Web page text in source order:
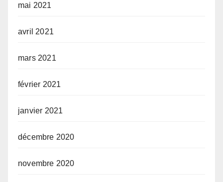
mai 2021
avril 2021
mars 2021
février 2021
janvier 2021
décembre 2020
novembre 2020